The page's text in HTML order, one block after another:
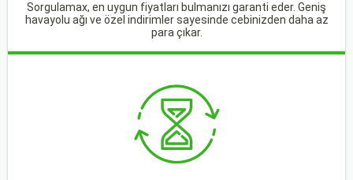
Sorgulamax, en uygun fiyatları bulmanızı garanti eder. Geniş
havayolu ağı ve özel indirimler sayesinde cebinizden daha az
para çıkar.